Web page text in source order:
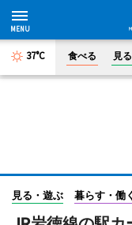
37°C 食べる 見
見る・遊ぶ 暮らす・働く